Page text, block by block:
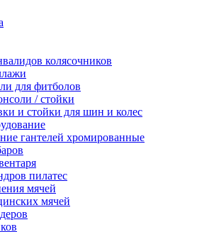
колясочников
для фитболов
/ стойки
и стойки для шин и колес
гантелей хромированные
пилатес
мячей
мячей